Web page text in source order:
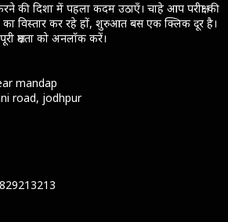
की दिशा में पहला कदम उठाएँ। चाहे आप परीक्षा की
का विस्तार कर रहे हों, शुरुआत बस एक क्लिक दूर है।
क्षमता को अनलॉक करें।
mandap
road, jodhpur